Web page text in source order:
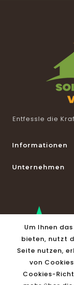
Entfessle die
Informationen
Unternehmen
Shop
Um Ihnen
bieten, nutzt
Seite nutzen,
von
Cookies-